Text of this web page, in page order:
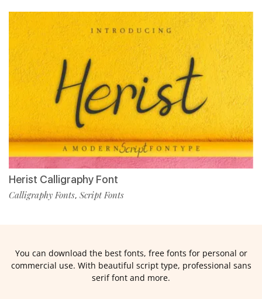
Herist Calligraphy Font
Calligraphy Fonts, Script Fonts
You can download the best fonts, free fonts for personal or
commercial use. With beautiful script type, professional sans
serif font and more.